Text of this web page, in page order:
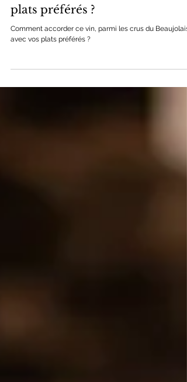
Comment accorder un
moulin-a-vent avec mes
plats préférés ?
avec vos plats préférés ?